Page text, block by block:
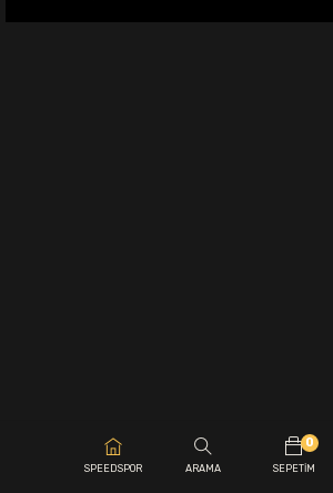
SPEEDSPOR ARAMA
0
SEPETIM